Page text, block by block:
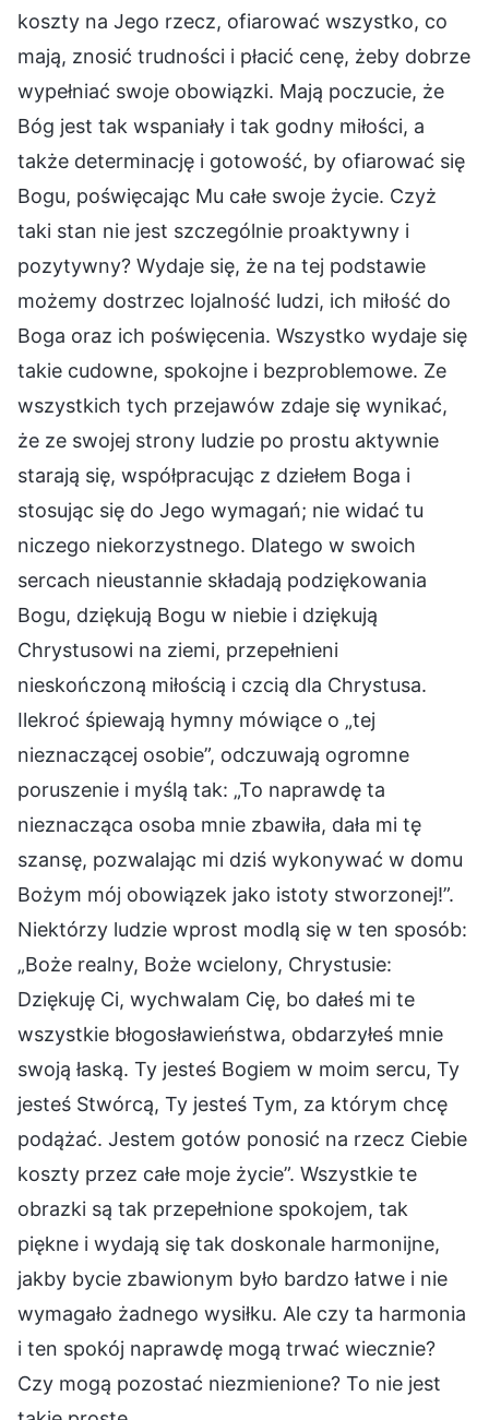
koszty na Jego rzecz, ofiarować wszystko, co
mają, znosić trudności i płacić cenę, żeby dobrze
wypełniać swoje obowiązki. Mają poczucie, że
Bóg jest tak wspaniały i tak godny miłości, a
także determinację i gotowość, by ofiarować się
Bogu, poświęcając Mu całe swoje życie. Czyż
taki stan nie jest szczególnie proaktywny i
pozytywny? Wydaje się, że na tej podstawie
możemy dostrzec lojalność ludzi, ich miłość do
Boga oraz ich poświęcenia. Wszystko wydaje się
takie cudowne, spokojne i bezproblemowe. Ze
wszystkich tych przejawów zdaje się wynikać,
że ze swojej strony ludzie po prostu aktywnie
starają się, współpracując z dziełem Boga i
stosując się do Jego wymagań; nie widać tu
niczego niekorzystnego. Dlatego w swoich
sercach nieustannie składają podziękowania
Bogu, dziękują Bogu w niebie i dziękują
Chrystusowi na ziemi, przepełnieni
nieskończoną miłością i czcią dla Chrystusa.
Ilekroć śpiewają hymny mówiące o „tej
nieznaczącej osobie”, odczuwają ogromne
poruszenie i myślą tak: „To naprawdę ta
nieznacząca osoba mnie zbawiła, dała mi tę
szansę, pozwalając mi dziś wykonywać w domu
Bożym mój obowiązek jako istoty stworzonej!”.
Niektórzy ludzie wprost modlą się w ten sposób:
„Boże realny, Boże wcielony, Chrystusie:
Dziękuję Ci, wychwalam Cię, bo dałeś mi te
wszystkie błogosławieństwa, obdarzyłeś mnie
swoją łaską. Ty jesteś Bogiem w moim sercu, Ty
jesteś Stwórcą, Ty jesteś Tym, za którym chcę
podążać. Jestem gotów ponosić na rzecz Ciebie
koszty przez całe moje życie”. Wszystkie te
obrazki są tak przepełnione spokojem, tak
piękne i wydają się tak doskonale harmonijne,
jakby bycie zbawionym było bardzo łatwe i nie
wymagało żadnego wysiłku. Ale czy ta harmonia
i ten spokój naprawdę mogą trwać wiecznie?
Czy mogą pozostać niezmienione? To nie jest